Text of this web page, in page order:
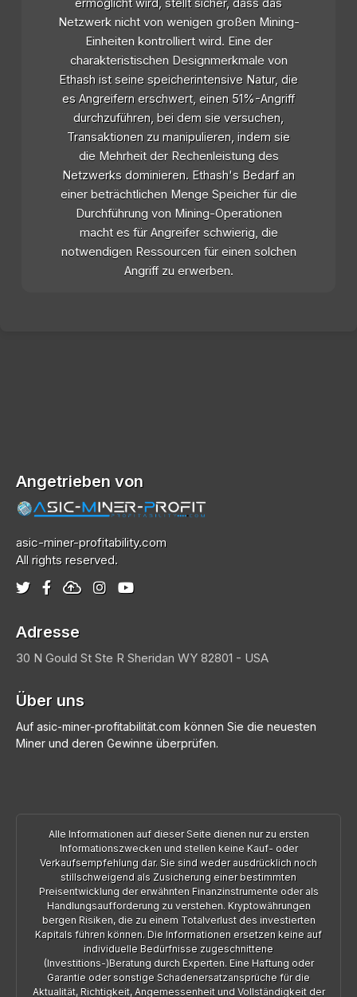
ermöglicht wird, stellt sicher, dass das
Netzwerk nicht von wenigen großen Mining-
Einheiten kontrolliert wird. Eine der
charakteristischen Designmerkmale von
Ethash ist seine speicherintensive Natur, die
es Angreifern erschwert, einen 51%-Angriff
durchzuführen, bei dem sie versuchen,
Transaktionen zu manipulieren, indem sie
die Mehrheit der Rechenleistung des
Netzwerks dominieren. Ethash's Bedarf an
einer beträchtlichen Menge Speicher für die
Durchführung von Mining-Operationen
macht es für Angreifer schwierig, die
notwendigen Ressourcen für einen solchen
Angriff zu erwerben.
Angetrieben von
asic-miner-profitability.com
All rights reserved.
Adresse
30 N Gould St Ste R Sheridan WY 82801 - USA
Über uns
Auf asic-miner-profitabilität.com können Sie die neuesten
Miner und deren Gewinne überprüfen.
Alle Informationen auf dieser Seite dienen nur zu ersten
Informationszwecken und stellen keine Kauf- oder
Verkaufsempfehlung dar. Sie sind weder ausdrücklich noch
stillschweigend als Zusicherung einer bestimmten
Preisentwicklung der erwähnten Finanzinstrumente oder als
Handlungsaufforderung zu verstehen. Kryptowährungen
bergen Risiken, die zu einem Totalverlust des investierten
Kapitals führen können. Die Informationen ersetzen keine auf
individuelle Bedürfnisse zugeschnittene
(Investitions-)Beratung durch Experten. Eine Haftung oder
Garantie oder sonstige Schadenersatzansprüche für die
Aktualität, Richtigkeit, Angemessenheit und Vollständigkeit der